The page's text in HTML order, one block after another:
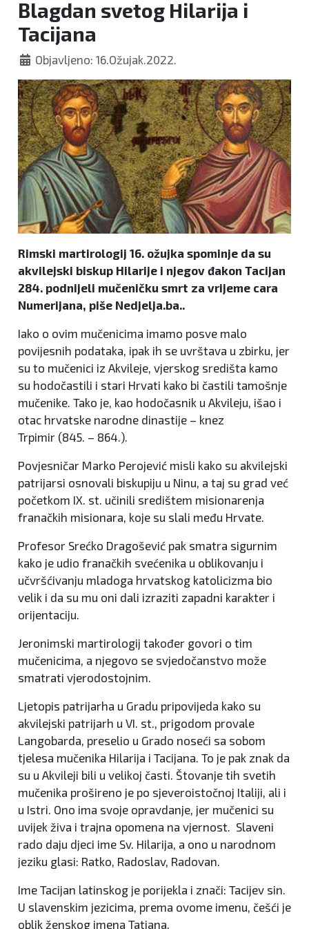
Blagdan svetog Hilarija i
Tacijana
Objavljeno: 16.Ožujak.2022.
Rimski martirologij 16. ožujka spominje da su
akvilejski biskup Hilarije i njegov đakon Tacijan
284. podnijeli mučeničku smrt za vrijeme cara
Numerijana, piše Nedjelja.ba..
Iako o ovim mučenicima imamo posve malo
povijesnih podataka, ipak ih se uvrštava u zbirku, jer
su to mučenici iz Akvileje, vjerskog središta kamo
su hodočastili i stari Hrvati kako bi častili tamošnje
mučenike. Tako je, kao hodočasnik u Akvileju, išao i
otac hrvatske narodne dinastije – knez
Trpimir (845. – 864.).
Povjesničar Marko Perojević misli kako su akvilejski
patrijarsi osnovali biskupiju u Ninu, a taj su grad već
početkom IX. st. učinili središtem misionarenja
franačkih misionara, koje su slali među Hrvate.
Profesor Srećko Dragošević pak smatra sigurnim
kako je udio franačkih svećenika u oblikovanju i
učvršćivanju mladoga hrvatskog katolicizma bio
velik i da su mu oni dali izraziti zapadni karakter i
orijentaciju.
Jeronimski martirologij također govori o tim
mučenicima, a njegovo se svjedočanstvo može
smatrati vjerodostojnim.
Ljetopis patrijarha u Gradu pripovijeda kako su
akvilejski patrijarh u VI. st., prigodom provale
Langobarda, preselio u Grado noseći sa sobom
tjelesa mučenika Hilarija i Tacijana. To je pak znak da
su u Akvileji bili u velikoj časti. Štovanje tih svetih
mučenika prošireno je po sjeveroistočnoj Italiji, ali i
u Istri. Ono ima svoje opravdanje, jer mučenici su
uvijek živa i trajna opomena na vjernost. Slaveni
rado daju djeci ime Sv. Hilarija, a ono u narodnom
jeziku glasi: Ratko, Radoslav, Radovan.
Ime Tacijan latinskog je porijekla i znači: Tacijev sin.
U slavenskim jezicima, prema ovome imenu, češći je
oblik ženskog imena Tatjana.